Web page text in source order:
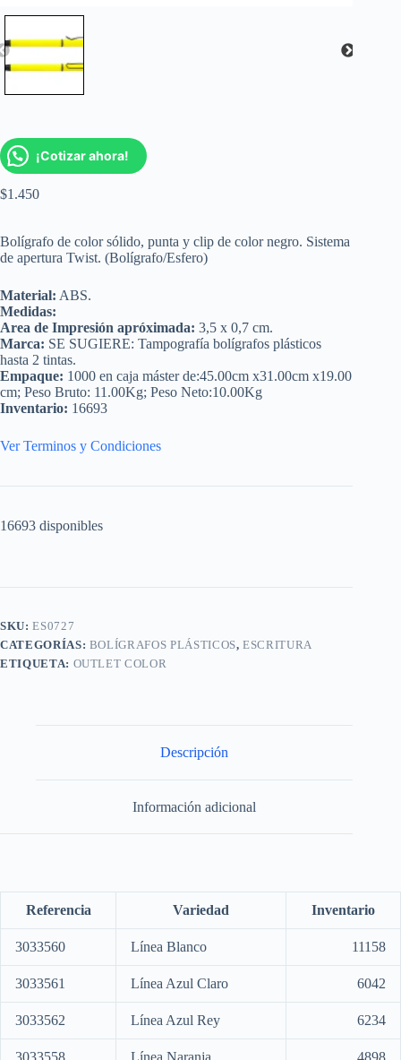
¡Cotizar ahora!
$1.450
Bolígrafo de color sólido, punta y clip de color negro. Sistema
de apertura Twist. (Bolígrafo/Esfero)
Material: ABS.
Medidas:
Area de Impresión apróximada: 3,5 x 0,7 cm.
Marca: SE SUGIERE: Tampografía bolígrafos plásticos
hasta 2 tintas.
Empaque: 1000 en caja máster de:45.00cm x31.00cm x19.00
cm; Peso Bruto: 11.00Kg; Peso Neto:10.00Kg
Inventario: 16693
Ver Terminos y Condiciones
16693 disponibles
SKU:ES0727
CATEGORÍAS: BOLÍGRAFOS PLÁSTICOS,ESCRITURA
ETIQUETA: OUTLET COLOR
Descripción
Información adicional
Referencia Variedad Inventario
3033560 Línea Blanco 11158
3033561 Línea Azul Claro 6042
3033562 Línea Azul Rey 6234